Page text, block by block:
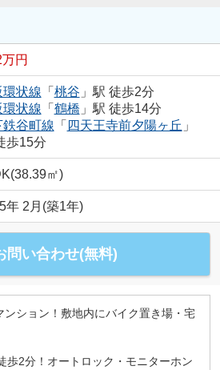
円
環状線 「 桃谷 」駅 徒歩2分
環状線 「 鶴橋 」駅 徒歩14分
鉄谷町線 「 四天王寺前夕陽ヶ丘 」
歩15分
㎡)
年 2月(築1年)
問い合わせ(無料)
ンション！敷地内にバイク置き場・宅
歩2分！オートロック・モニターホン